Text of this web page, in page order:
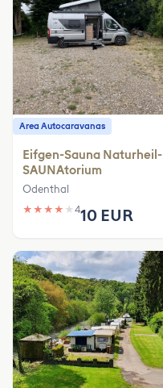
Area Autocaravanas
Eifgen-Sauna Naturheil-
SAUNAtorium
Odenthal
★ ★ ★ ★ ★ 410 EUR